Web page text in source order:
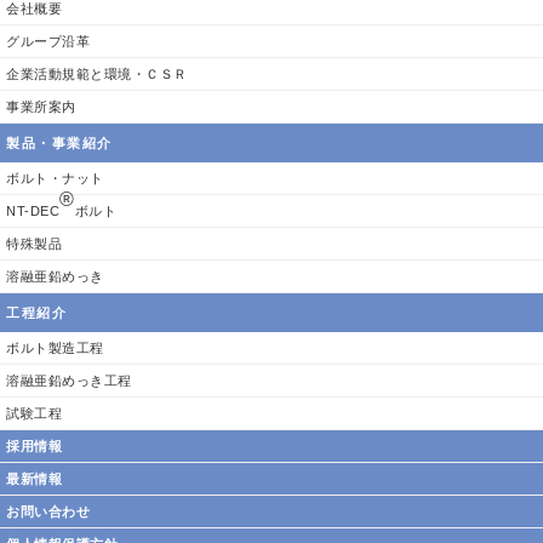
会社概要
グループ沿革
企業活動規範と環境・ＣＳＲ
事業所案内
製品・事業紹介
ボルト・ナット
NT-DEC
®
ボルト
特殊製品
溶融亜鉛めっき
工程紹介
ボルト製造工程
溶融亜鉛めっき工程
試験工程
採用情報
最新情報
お問い合わせ